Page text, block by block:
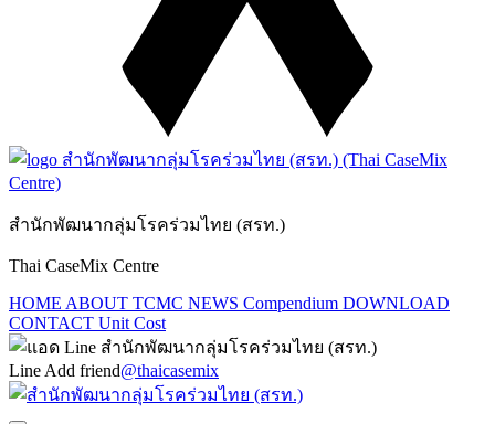
สำนักพัฒนากลุ่มโรคร่วมไทย (สรท.)
Thai CaseMix Centre
HOME ABOUT TCMC NEWS Compendium DOWNLOAD
CONTACT Unit Cost
Line Add friend@thaicasemix